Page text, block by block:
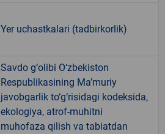
Yer uchastkalari (tadbirkorlik)
Savdo g‘olibi O‘zbekiston
Respublikasining Ma’muriy
javobgarlik to‘g‘risidagi kodeksida,
ekologiya, atrof-muhitni
muhofaza qilish va tabiatdan